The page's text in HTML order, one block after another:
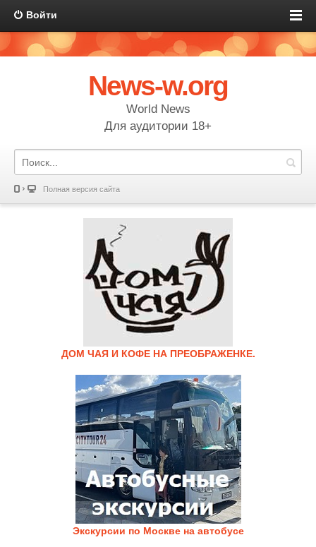
Войти
News-w.org
World News
Для аудитории 18+
Полная версия сайта
ДОМ ЧАЯ И КОФЕ НА ПРЕОБРАЖЕНКЕ.
Экскурсии по Москве на автобусе